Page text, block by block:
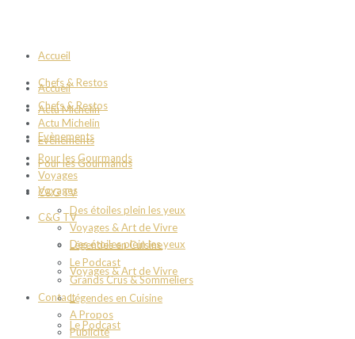
Accueil
Chefs & Restos
Actu Michelin
Evènements
Pour les Gourmands
Voyages
C&G TV
Des étoiles plein les yeux
Voyages & Art de Vivre
Légendes en Cuisine
Le Podcast
Accueil
Chefs & Restos
Actu Michelin
Evènements
Pour les Gourmands
Voyages
C&G TV
Des étoiles plein les yeux
Voyages & Art de Vivre
Légendes en Cuisine
Le Podcast
Grands Crus & Sommeliers
Contact
A Propos
Publicité